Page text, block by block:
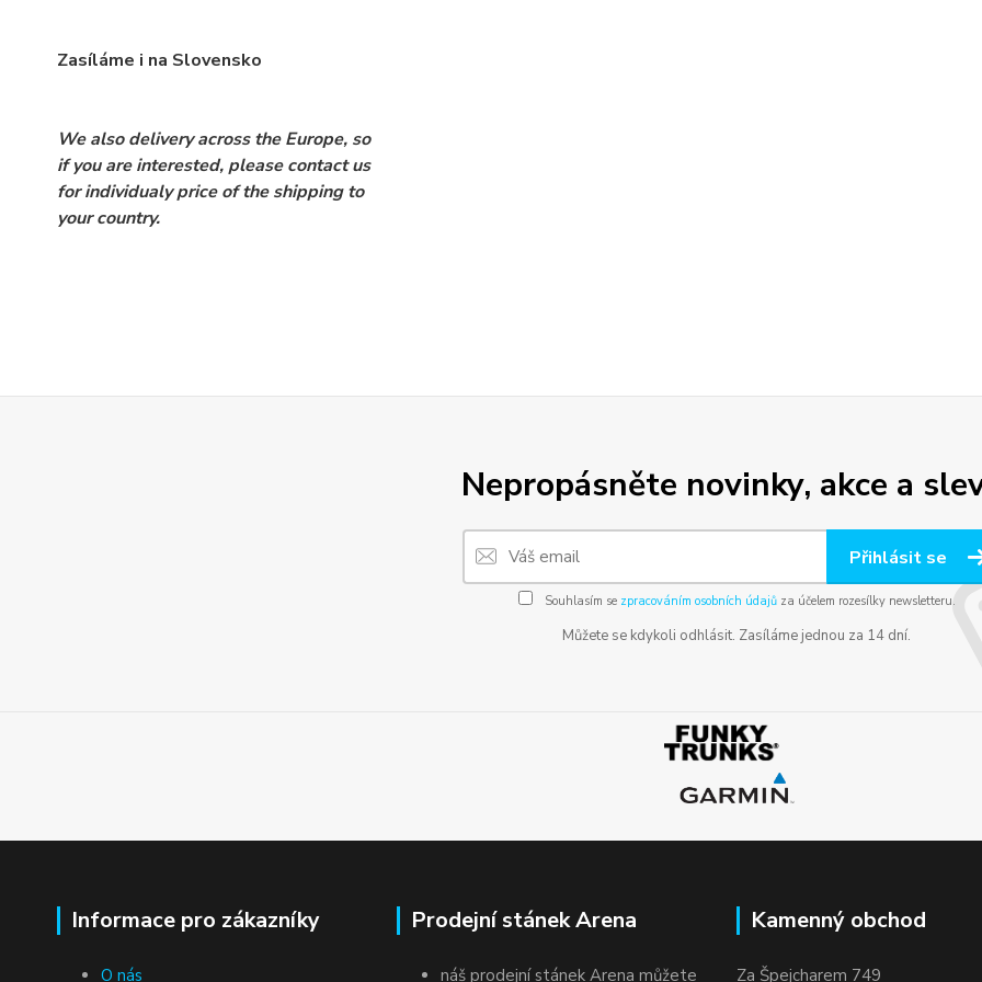
Zasíláme i na Slovensko
We also delivery across the Europe, so
if you are interested, please contact us
for individualy price of the shipping to
your country.
Nepropásněte novinky, akce a
Přihlásit se
Souhlasím se zpracováním osobních údajůza účelem rozesílky newsletteru.
Můžete se kdykoli odhlásit. Zasíláme jednou za 14 dní.
Informace pro zákazníky
O nás
Prodejní stánek Arena
náš prodejní stánek Arena můžete
Kamenný obchod
Za Špejcharem 749